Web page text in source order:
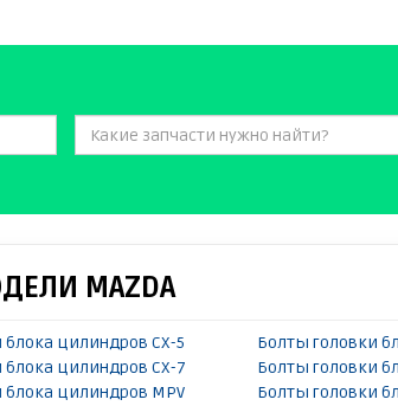
MAZDA
цилиндров CX-5
цилиндров CX-7
цилиндров MPV
Болты головки
Болты головки
Болты головки